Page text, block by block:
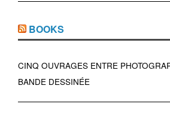
BOOKS
CINQ OUVRAGES ENTRE
BANDE DESSINÉE